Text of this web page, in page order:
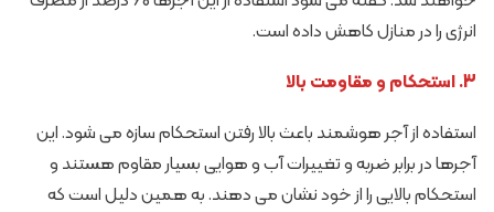
انرژی را در منازل کاهش داده است.
3. استحکام و مقاومت بالا
استفاده از آجر هوشمند باعث بالا رفتن استحکام سازه می شود. این
آجرها در برابر ضربه و تغییرات آب و هوایی بسیار مقاوم هستند و
استحکام بالایی را از خود نشان می دهند. به همین دلیل است که